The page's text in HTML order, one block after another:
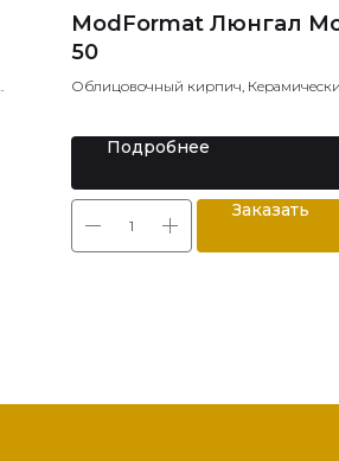
ModFormat Люнгал
50
Облицовочный кирпич,
Подробнее
Заказать